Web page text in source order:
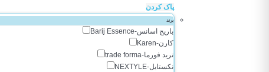
پاک کردن
برند
باریج اسانس-Barij Essence
کارن-Karen
ترید فورما-trade forma
نکستایل-NEXTYLE